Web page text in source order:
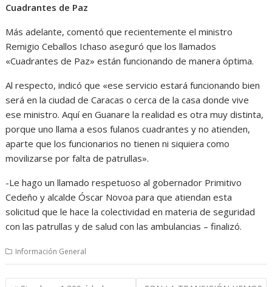
Cuadrantes de Paz
Más adelante, comentó que recientemente el ministro
Remigio Ceballos Ichaso aseguró que los llamados
«Cuadrantes de Paz» están funcionando de manera óptima.
Al respecto, indicó que «ese servicio estará funcionando bien
será en la ciudad de Caracas o cerca de la casa donde vive
ese ministro. Aquí en Guanare la realidad es otra muy distinta,
porque uno llama a esos fulanos cuadrantes y no atienden,
aparte que los funcionarios no tienen ni siquiera como
movilizarse por falta de patrullas».
-Le hago un llamado respetuoso al gobernador Primitivo
Cedeño y alcalde Óscar Novoa para que atiendan esta
solicitud que le hace la colectividad en materia de seguridad
con las patrullas y de salud con las ambulancias – finalizó.
Información General